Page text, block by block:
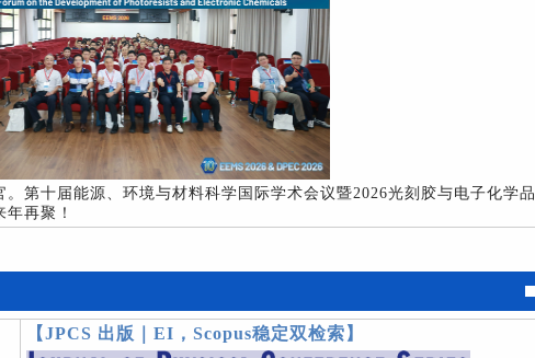
第十届能源、环境与材料科学国际学术会议暨2026光刻胶与电子化学品
再聚！
【JPCS 出版｜EI，Scopus稳定双检索】